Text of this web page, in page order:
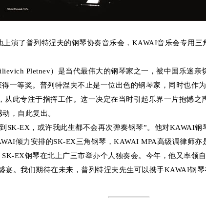
演了普列特涅夫的钢琴协奏音乐会，KAWAI音乐会专用三
Pletnev）是当代最伟大的钢琴家之一，被中国乐迷亲
一等奖。普列特涅夫不止是一位出色的钢琴家，同时也作
此专注于指挥工作。这一决定在当时引起乐界一片抱憾之
，自此复出。
EX，或许我此生都不会再次弹奏钢琴”。他对KAWAI钢
倾力安排的SK-EX三角钢琴，KAWAI MPA高级调律师亦
EX钢琴在北上广三市举办个人独奏会。今年，他又率领
宴。我们期待在未来，普列特涅夫先生可以携手KAWAI钢琴